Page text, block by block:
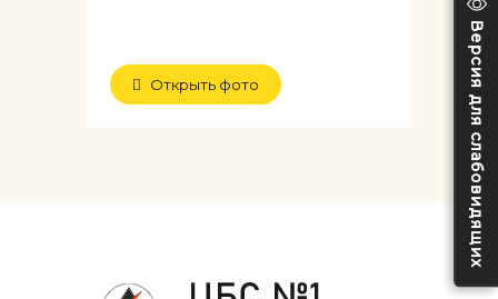
Версия для слабовидящих
Открыть фото